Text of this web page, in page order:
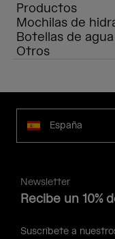
Productos
Mochilas de
Botellas de agua
Otros
España
Newsletter
Recibe un 10%
Suscríbete a